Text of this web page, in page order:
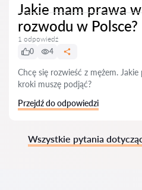
Jakie mam prawa
rozwodu w Polsce?
1 odpowiedź
0
4
Chcę się rozwieść z mężem.
kroki muszę podjąć?
Przejdź do odpowiedzi
Wszystkie pytania